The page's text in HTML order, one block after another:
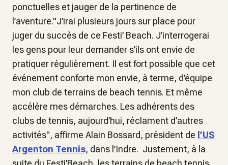
ponctuelles et jauger de la pertinence de
l’aventure."J’irai plusieurs jours sur place pour
juger du succès de ce Festi’ Beach. J’interrogerai
les gens pour leur demander s’ils ont envie de
pratiquer régulièrement. Il est fort possible que cet
événement conforte mon envie, à terme, d’équipe
mon club de terrains de beach tennis. Et même
accélère mes démarches. Les adhérents des
clubs de tennis, aujourd’hui, réclament d’autres
activités", affirme Alain Bossard, président de l’US
Argenton Tennis, dans l’Indre. Justement, à la